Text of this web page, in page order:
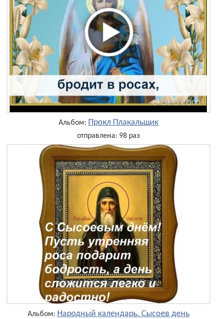
Альбом: Прокл Плакальщик
отправлена: 98 раз
Альбом: Народный календарь. Сысоев день